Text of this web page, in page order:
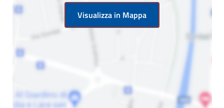
Visualizza in Mappa